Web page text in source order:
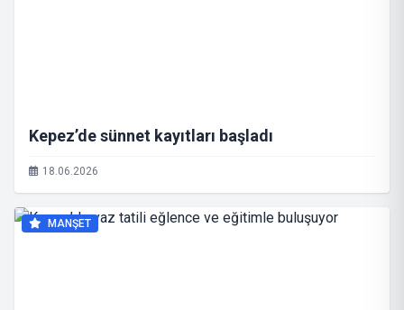
Kepez’de sünnet kayıtları başladı
18.06.2026
MANŞET